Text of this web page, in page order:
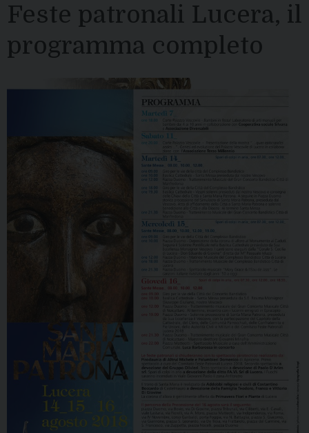
Feste patronali Lucera, il
programma completo